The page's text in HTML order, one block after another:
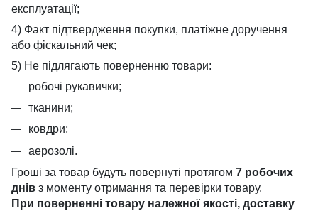
експлуатації;
4) Факт підтвердження покупки, платіжне доручення
або фіскальний чек;
5) Не підлягають поверненню товари:
робочі рукавички;
тканини;
ковдри;
аерозолі.
Гроші за товар будуть повернуті протягом 7 робочих
днів з моменту отримання та перевірки товару.
При поверненні товару належної якості, доставку